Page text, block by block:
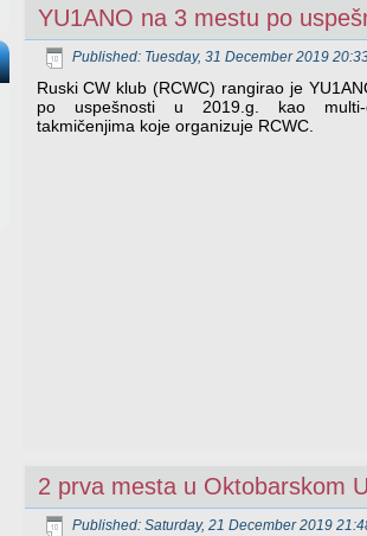
YU1ANO na 3 mestu po
Published: Tuesday, 31 December 2019
Ruski CW klub (RCWC) rangirao je
po uspešnosti u 2019.g. kao
takmičenjima koje organizuje RCWC.
2 prva mesta u Oktobarskom
Published: Saturday, 21 December 2019